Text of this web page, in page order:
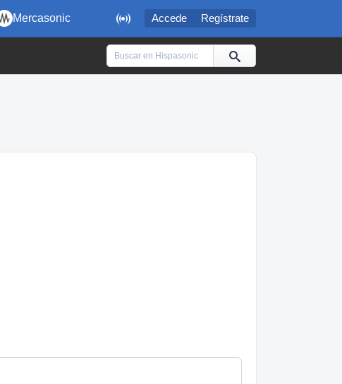
 Accede Regístrate
Mercasonic